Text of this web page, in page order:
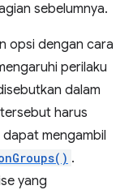
sebelumnya.
opsi dengan cara
perilaku
dalam
harus
mengambil
.
yang